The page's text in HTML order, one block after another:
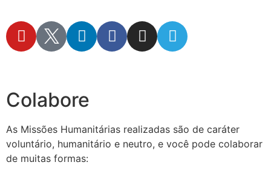
Colabore
As Missões Humanitárias realizadas são de caráter
voluntário, humanitário e neutro, e você pode colaborar
de muitas formas: